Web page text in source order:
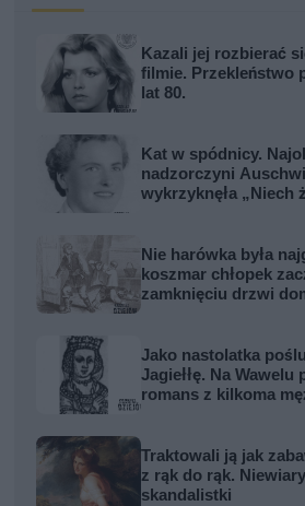
Kazali jej rozbierać
filmie. Przekleństwo
lat 80.
Kat w spódnicy.
nadzorczyni
wykrzyknęła „Niech
Nie harówka była
koszmar chłopek
zamknięciu drzwi
Jako nastolatka
Jagiełłę. Na
romans z kilkoma
Traktowali ją jak
z rąk do rąk.
skandalistki